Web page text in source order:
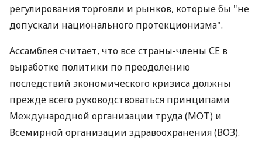
регулирования торговли и рынков, которые бы "не
допускали национального протекционизма".
Ассамблея считает, что все страны-члены СЕ в
выработке политики по преодолению
последствий экономического кризиса должны
прежде всего руководствоваться принципами
Международной организации труда (МОТ) и
Всемирной организации здравоохранения (ВОЗ).